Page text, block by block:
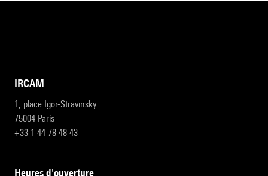
IRCAM
1, place Igor-Stravinsky
75004 Paris
+33 1 44 78 48 43
heures d'ouverture